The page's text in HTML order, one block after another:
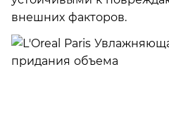
внешних факторов.